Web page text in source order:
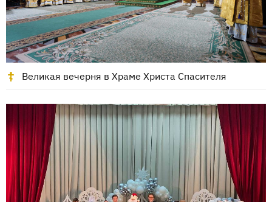
Великая вечерня в Храме Христа Спасителя